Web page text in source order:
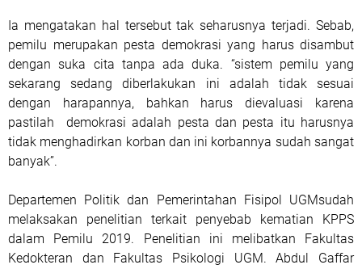
Ia mengatakan hal tersebut tak seharusnya terjadi. Sebab,
pemilu merupakan pesta demokrasi yang harus disambut
dengan suka cita tanpa ada duka. “sistem pemilu yang
sekarang sedang diberlakukan ini adalah tidak sesuai
dengan harapannya, bahkan harus dievaluasi karena
pastilah demokrasi adalah pesta dan pesta itu harusnya
tidak menghadirkan korban dan ini korbannya sudah sangat
banyak”.
Departemen Politik dan Pemerintahan Fisipol UGMsudah
melaksakan penelitian terkait penyebab kematian KPPS
dalam Pemilu 2019. Penelitian ini melibatkan Fakultas
Kedokteran dan Fakultas Psikologi UGM. Abdul Gaffar